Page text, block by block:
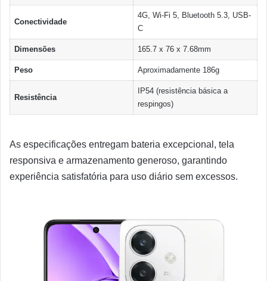
Conectividade
4G, Wi-Fi 5, Bluetooth 5.3, USB-
C
Dimensões 165.7 x 76 x 7.68mm
Peso Aproximadamente 186g
Resistência
IP54 (resistência básica a
respingos)
As especificações entregam bateria excepcional, tela
responsiva e armazenamento generoso, garantindo
experiência satisfatória para uso diário sem excessos.